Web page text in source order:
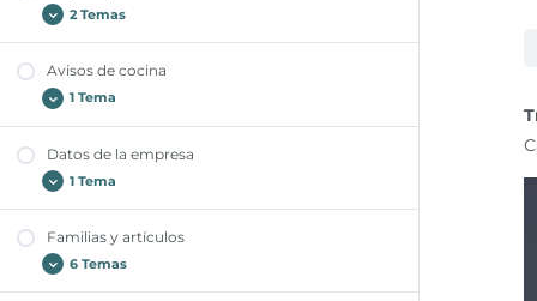
2 Temas
Avisos de cocina
1 Tema
Crear aviso a cocina
Datos de la empresa
1 Tema
Cambiar datos de la empresa
Familias y artículos
6 Temas